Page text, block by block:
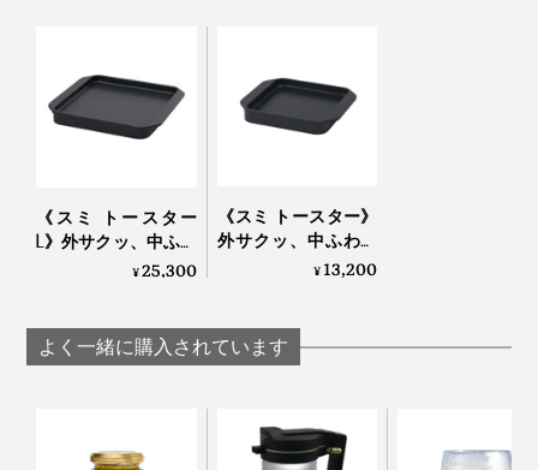
ちびちび飲るのもオツです。
《スミ トースター
L》外サクッ、中ふわ
っと焼きあがる、炭
¥25,300
《スミ トースター》
外サクッ、中ふわっ
と焼きあがる、炭プ
¥13,200
よく一緒に購入されています